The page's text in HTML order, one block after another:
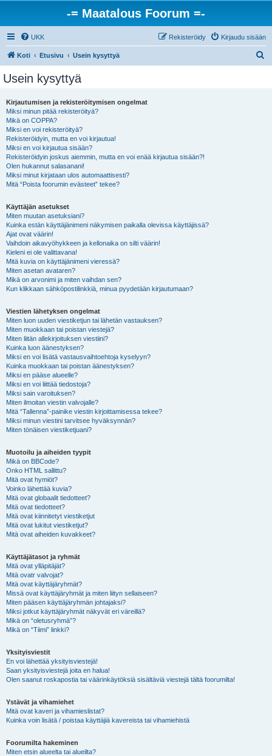
-= Maatalous Foorum =-
UKK Kirjaudu sisään
Rekisteröidy
Koti Etusivu Usein kysyttyä
Usein kysyttyä
Kirjautumisen ja rekisteröitymisen ongelmat
Miksi minun pitää rekisteröityä?
Mikä on COPPA?
Miksi en voi rekisteröityä?
Rekisteröidyin, mutta en voi kirjautua!
Miksi en voi kirjautua sisään?
Rekisteröidyin joskus aiemmin, mutta en voi enää kirjautua sisään?!
Olen hukannut salasanani!
Miksi minut kirjataan ulos automaattisesti?
Mitä “Poista foorumin evästeet” tekee?
Käyttäjän asetukset
Miten muutan asetuksiani?
Kuinka estän käyttäjänimeni näkymisen paikalla olevissa käyttäjissä?
Ajat ovat väärin!
Vaihdoin aikavyöhykkeen ja kellonaika on silti väärin!
Kieleni ei ole valittavana!
Mitä kuvia on käyttäjänimeni vieressä?
Miten asetan avataren?
Mikä on arvonimi ja miten vaihdan sen?
Kun klikkaan sähköpostilinkkiä, minua pyydetään kirjautumaan?
Viestien lähetyksen ongelmat
Miten luon uuden viestiketjun tai lähetän vastauksen?
Miten muokkaan tai poistan viestejä?
Miten liitän allekirjoituksen viestiini?
Kuinka luon äänestyksen?
Miksi en voi lisätä vastausvaihtoehtoja kyselyyn?
Kuinka muokkaan tai poistan äänestyksen?
Miksi en pääse alueelle?
Miksi en voi liittää tiedostoja?
Miksi sain varoituksen?
Miten ilmoitan viestin valvojalle?
Mitä “Tallenna”-painike viestin kirjoittamisessa tekee?
Miksi minun viestini tarvitsee hyväksynnän?
Miten tönäisen viestiketjuani?
Muotoilu ja aiheiden tyypit
Mikä on BBCode?
Onko HTML sallittu?
Mitä ovat hymiöt?
Voinko lähettää kuvia?
Mitä ovat globaalit tiedotteet?
Mitä ovat tiedotteet?
Mitä ovat kiinnitetyt viestiketjut
Mitä ovat lukitut viestiketjut?
Mitä ovat aiheiden kuvakkeet?
Käyttäjätasot ja ryhmät
Mitä ovat ylläpitäjät?
Mitä ovatr valvojat?
Mitä ovat käyttäjäryhmät?
Missä ovat käyttäjäryhmät ja miten liityn sellaiseen?
Miten pääsen käyttäjäryhmän johtajaksi?
Miksi jotkut käyttäjäryhmät näkyvät eri väreillä?
Mikä on “oletusryhmä”?
Mikä on “Tiimi” linkki?
Yksityisviestit
En voi lähettää yksityisviestejä!
Saan yksityisviestejä joita en halua!
Olen saanut roskapostia tai väärinkäytöksiä sisältäviä viestejä tältä foorumilta!
Ystävät ja vihamiehet
Mitä ovat kaveri ja vihamieslistat?
Kuinka voin lisätä / poistaa käyttäjiä kavereista tai vihamiehistä
Foorumilta hakeminen
Miten etsin alueelta tai alueilta?